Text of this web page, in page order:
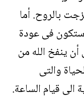
بالروح. أما
ستكون فى عودة
أن ينفخ الله من
والتى
قيام الساعة.